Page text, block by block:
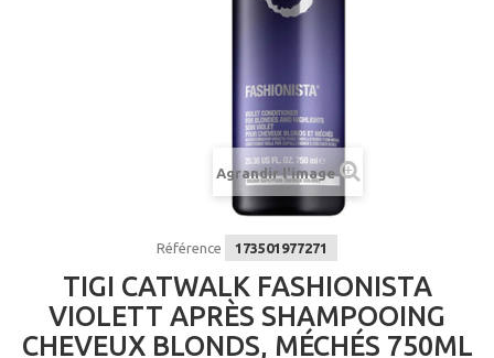
Agrandir l'image
Référence 173501977271
TIGI CATWALK FASHIONISTA
VIOLETT APRÈS SHAMPOOING
CHEVEUX BLONDS, MÉCHÉS 750ML